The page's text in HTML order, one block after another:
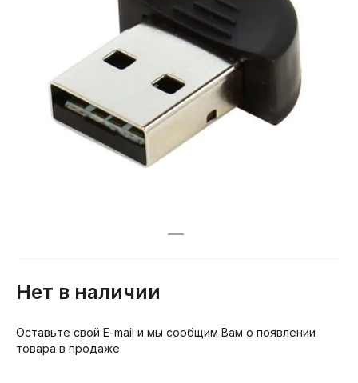
Нет в наличии
Оставьте свой E-mail и мы сообщим Вам о появлении
товара в продаже.